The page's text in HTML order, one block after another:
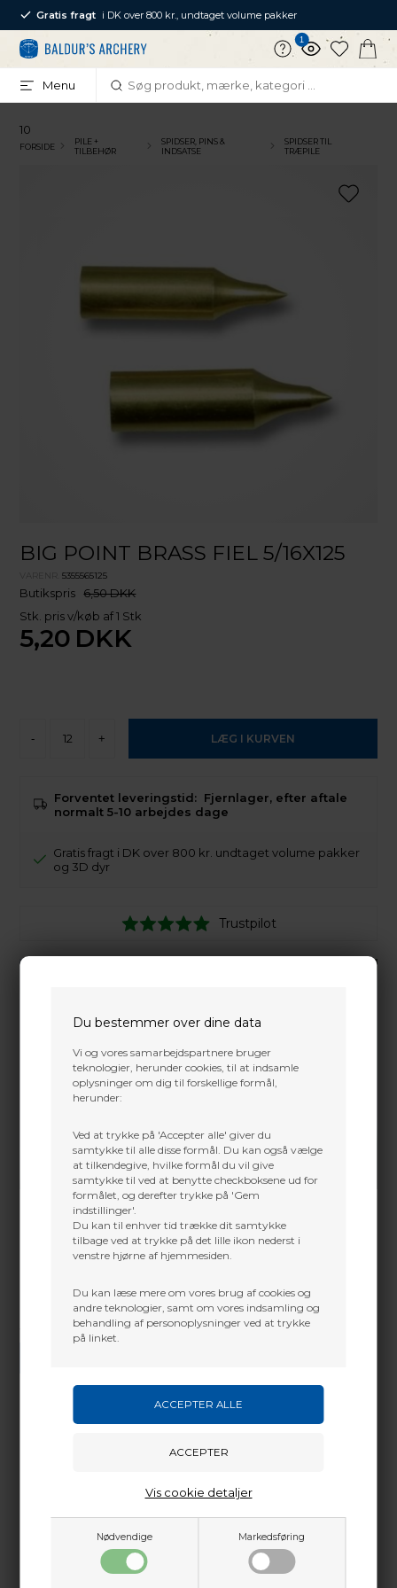
Du bestemmer over dine data
Vi og vores samarbejdspartnere bruger
teknologier, herunder cookies, til at indsamle
oplysninger om dig til forskellige formål,
herunder:
Ved at trykke på 'Accepter alle' giver du
samtykke til alle disse formål. Du kan også vælge
at tilkendegive, hvilke formål du vil give
samtykke til ved at benytte checkboksene ud for
formålet, og derefter trykke på 'Gem
indstillinger'.
Du kan til enhver tid trække dit samtykke
tilbage ved at trykke på det lille ikon nederst i
venstre hjørne af hjemmesiden.
Du kan læse mere om vores brug af cookies og
andre teknologier, samt om vores indsamling og
behandling af personoplysninger ved at trykke
på linket.
Nødvendige Markedsføring
Vis cookie detaljer
Gratis fragt i DK over 800 kr., undtaget volume pakker
1
Menu
10
FORSIDE
PILE +
TILBEHØR
SPIDSER, PINS &
INDSATSE
SPIDSER TIL
TRÆPILE
BIG POINT BRASS FIEL 5/16X125
VARENR.5355565125
Butikspris 6,50 DKK
Stk. pris v/køb af 1 Stk
5,20 DKK
- +
Forventet leveringstid: Fjernlager, efter aftale
normalt 5-10 arbejdes dage
Gratis fragt i DK over 800 kr. undtaget volume pakker
og 3D dyr
Trustpilot
martin@baldurs-archery.dk
+45 9718 3356
Vi gør vores bedste for at besvare alle henvendelser indenfor 24 timer.